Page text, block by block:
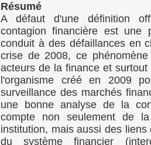
Résumé
A défaut d'une définition
contagion financière est une
conduit à des défaillances en
crise de 2008, ce
acteurs de la finance et
l'organisme créé en 2009
surveillance des marchés
une bonne analyse de la
compte non seulement de
institution, mais aussi des
du système financier